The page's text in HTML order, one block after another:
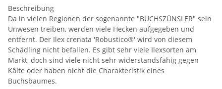
Beschreibung
Da in vielen Regionen der sogenannte "BUCHSZÜNSLER" sein
Unwesen treiben, werden viele Hecken aufgegeben und
entfernt. Der Ilex crenata 'Robustico®' wird von diesem
Schädling nicht befallen. Es gibt sehr viele Ilexsorten am
Markt, doch sind viele nicht sehr widerstandsfähig gegen
Kälte oder haben nicht die Charakteristik eines
Buchsbaumes.